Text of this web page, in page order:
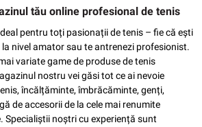
tău online profesional de tenis
pentru toți pasionații de tenis – fie că ești
nivel amator sau te antrenezi profesionist.
variate game de produse de tenis
nostru vei găsi tot ce ai nevoie
încălțăminte, îmbrăcăminte, genți,
de accesorii de la cele mai renumite
Specialiștii noștri cu experiență sunt